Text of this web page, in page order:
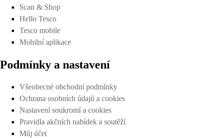
Scan & Shop
Hello Tesco
Tesco mobile
Mobilní aplikace
Podmínky a nastavení
Všeobecné obchodní podmínky
Ochrana osobních údajů a cookies
Nastavení soukromí a cookies
Pravidla akčních nabídek a soutěží
Můj účet